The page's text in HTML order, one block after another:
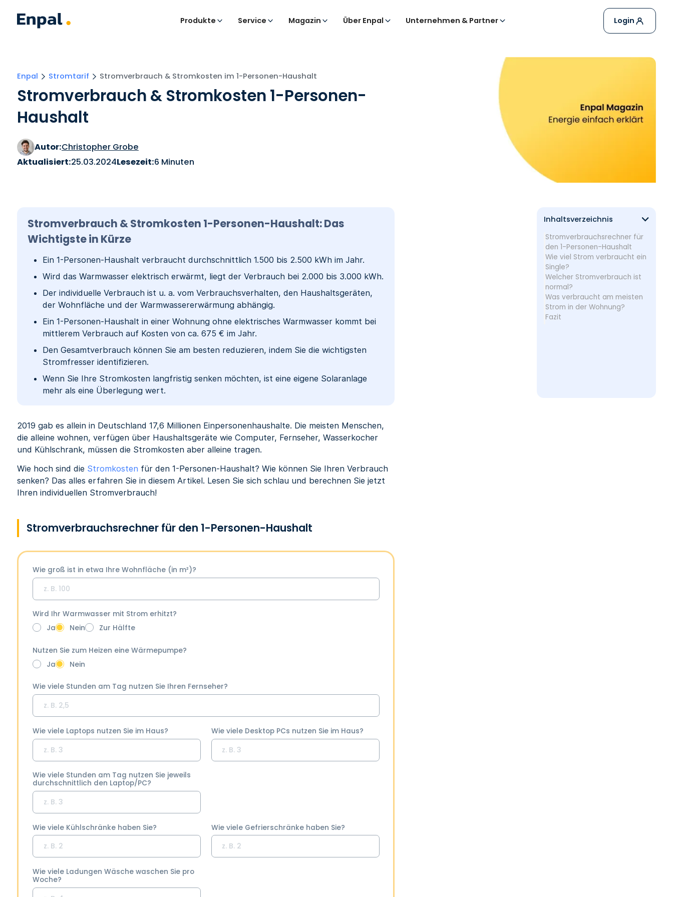
Produkte Service Magazin Über Enpal Unternehmen & Partner Login
Enpal Stromtarif Stromverbrauch & Stromkosten im 1-Personen-Haushalt
Stromverbrauch & Stromkosten 1-Personen-
Haushalt
Autor:Christopher Grobe
Aktualisiert:25.03.2024Lesezeit:6 Minuten
Stromverbrauch & Stromkosten 1-Personen-Haushalt: Das
Wichtigste in Kürze
Ein 1-Personen-Haushalt verbraucht durchschnittlich 1.500 bis 2.500 kWh im Jahr.
Wird das Warmwasser elektrisch erwärmt, liegt der Verbrauch bei 2.000 bis 3.000 kWh.
Der individuelle Verbrauch ist u. a. vom Verbrauchsverhalten, den Haushaltsgeräten,
der Wohnfläche und der Warmwassererwärmung abhängig.
Ein 1-Personen-Haushalt in einer Wohnung ohne elektrisches Warmwasser kommt bei
mittlerem Verbrauch auf Kosten von ca. 675 € im Jahr.
Den Gesamtverbrauch können Sie am besten reduzieren, indem Sie die wichtigsten
Stromfresser identifizieren.
Wenn Sie Ihre Stromkosten langfristig senken möchten, ist eine eigene Solaranlage
mehr als eine Überlegung wert.
2019 gab es allein in Deutschland 17,6 Millionen Einpersonenhaushalte. Die meisten Menschen,
die alleine wohnen, verfügen über Haushaltsgeräte wie Computer, Fernseher, Wasserkocher
und Kühlschrank, müssen die Stromkosten aber alleine tragen.
Wie hoch sind die Stromkosten für den 1-Personen-Haushalt? Wie können Sie Ihren Verbrauch
senken? Das alles erfahren Sie in diesem Artikel. Lesen Sie sich schlau und berechnen Sie jetzt
Ihren individuellen Stromverbrauch!
Stromverbrauchsrechner für den 1-Personen-Haushalt
Wie groß ist in etwa Ihre Wohnfläche (in m²)?
Wird Ihr Warmwasser mit Strom erhitzt?
Ja
Nein Zur Hälfte
Nutzen Sie zum Heizen eine Wärmepumpe?
Ja
Nein
Wie viele Stunden am Tag nutzen Sie Ihren Fernseher?
Wie viele Laptops nutzen Sie im Haus? Wie viele Desktop PCs nutzen Sie im Haus?
Wie viele Stunden am Tag nutzen Sie jeweils
durchschnittlich den Laptop/PC?
Wie viele Kühlschränke haben Sie? Wie viele Gefrierschränke haben Sie?
Wie viele Ladungen Wäsche waschen Sie pro
Woche?
Inhaltsverzeichnis
Stromverbrauchsrechner für
den 1-Personen-Haushalt
Wie viel Strom verbraucht ein
Single?
Welcher Stromverbrauch ist
normal?
Was verbraucht am meisten
Strom in der Wohnung?
Fazit